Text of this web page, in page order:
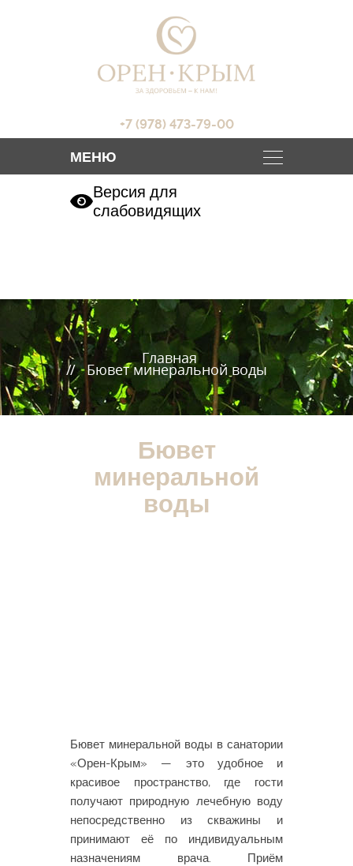
+7 (978) 473-79-00
Версия для
слабовидящих
Главная
Бювет минеральной воды
Бювет
минеральной
воды
Бювет минеральной воды в санатории
«Орен-Крым» — это удобное и
красивое пространство, где гости
получают природную лечебную воду
непосредственно из скважины и
принимают её по индивидуальным
назначениям врача. Приём